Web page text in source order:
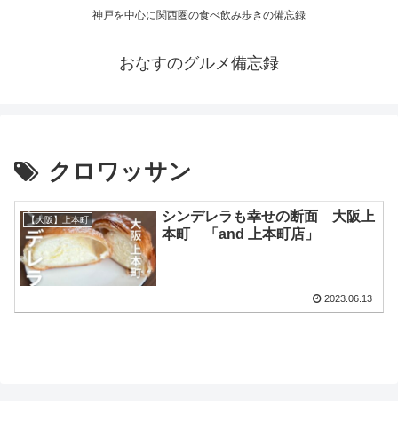
神戸を中心に関西圏の食べ飲み歩きの備忘録
おなすのグルメ備忘録
クロワッサン
【大阪】上本町
シンデレラも幸せの断面 大阪上
本町 「and 上本町店」
2023.06.13